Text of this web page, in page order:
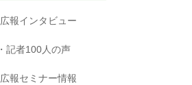
広報インタビュー
記者100人の声
広報セミナー情報